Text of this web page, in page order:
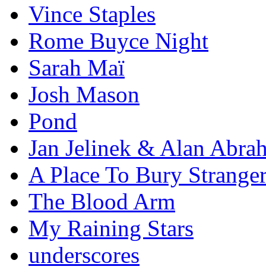
Vince Staples
Rome Buyce Night
Sarah Maï
Josh Mason
Pond
Jan Jelinek & Alan
A Place To Bury
The Blood Arm
My Raining Stars
underscores